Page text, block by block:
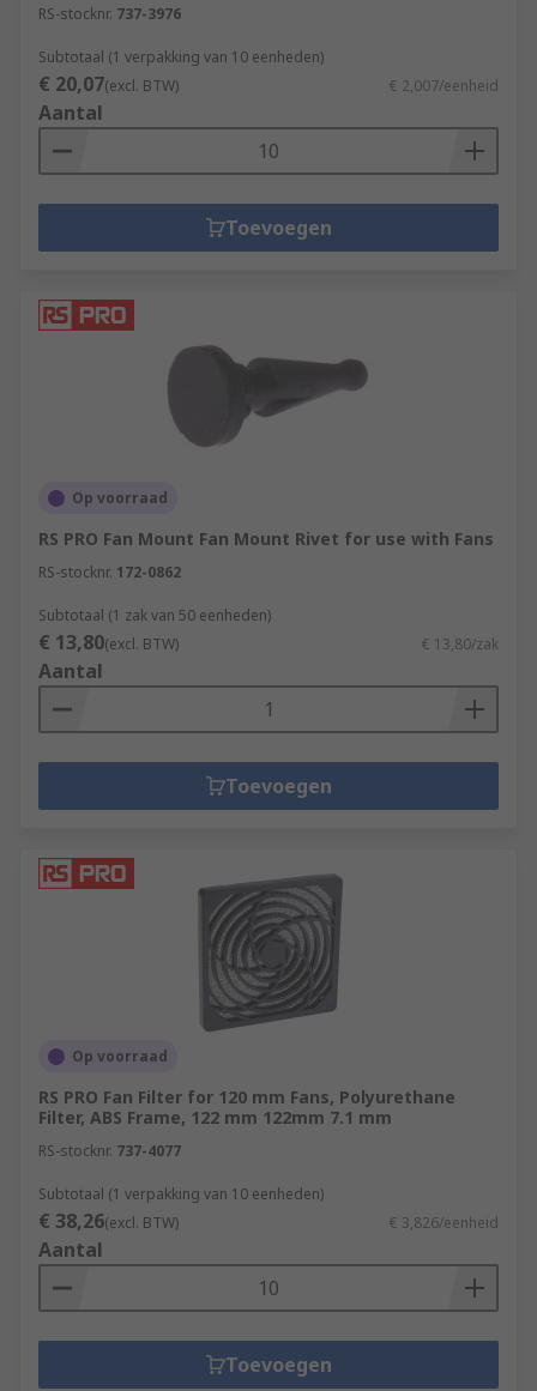
RS-stocknr. 737-3976
Subtotaal (1 verpakking van 10 eenheden)
€ 20,07(excl. BTW) € 2,007/eenheid
Aantal
Toevoegen
Op voorraad
RS PRO Fan Mount Fan Mount Rivet for use with Fans
RS-stocknr. 172-0862
Subtotaal (1 zak van 50 eenheden)
€ 13,80(excl. BTW) € 13,80/zak
Aantal
Toevoegen
Op voorraad
RS PRO Fan Filter for 120 mm Fans, Polyurethane
Filter, ABS Frame, 122 mm 122mm 7.1 mm
RS-stocknr. 737-4077
Subtotaal (1 verpakking van 10 eenheden)
€ 38,26(excl. BTW) € 3,826/eenheid
Aantal
Toevoegen